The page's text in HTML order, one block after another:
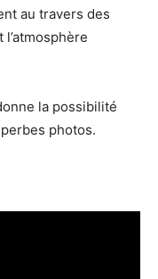
au travers des
la possibilité
photos.